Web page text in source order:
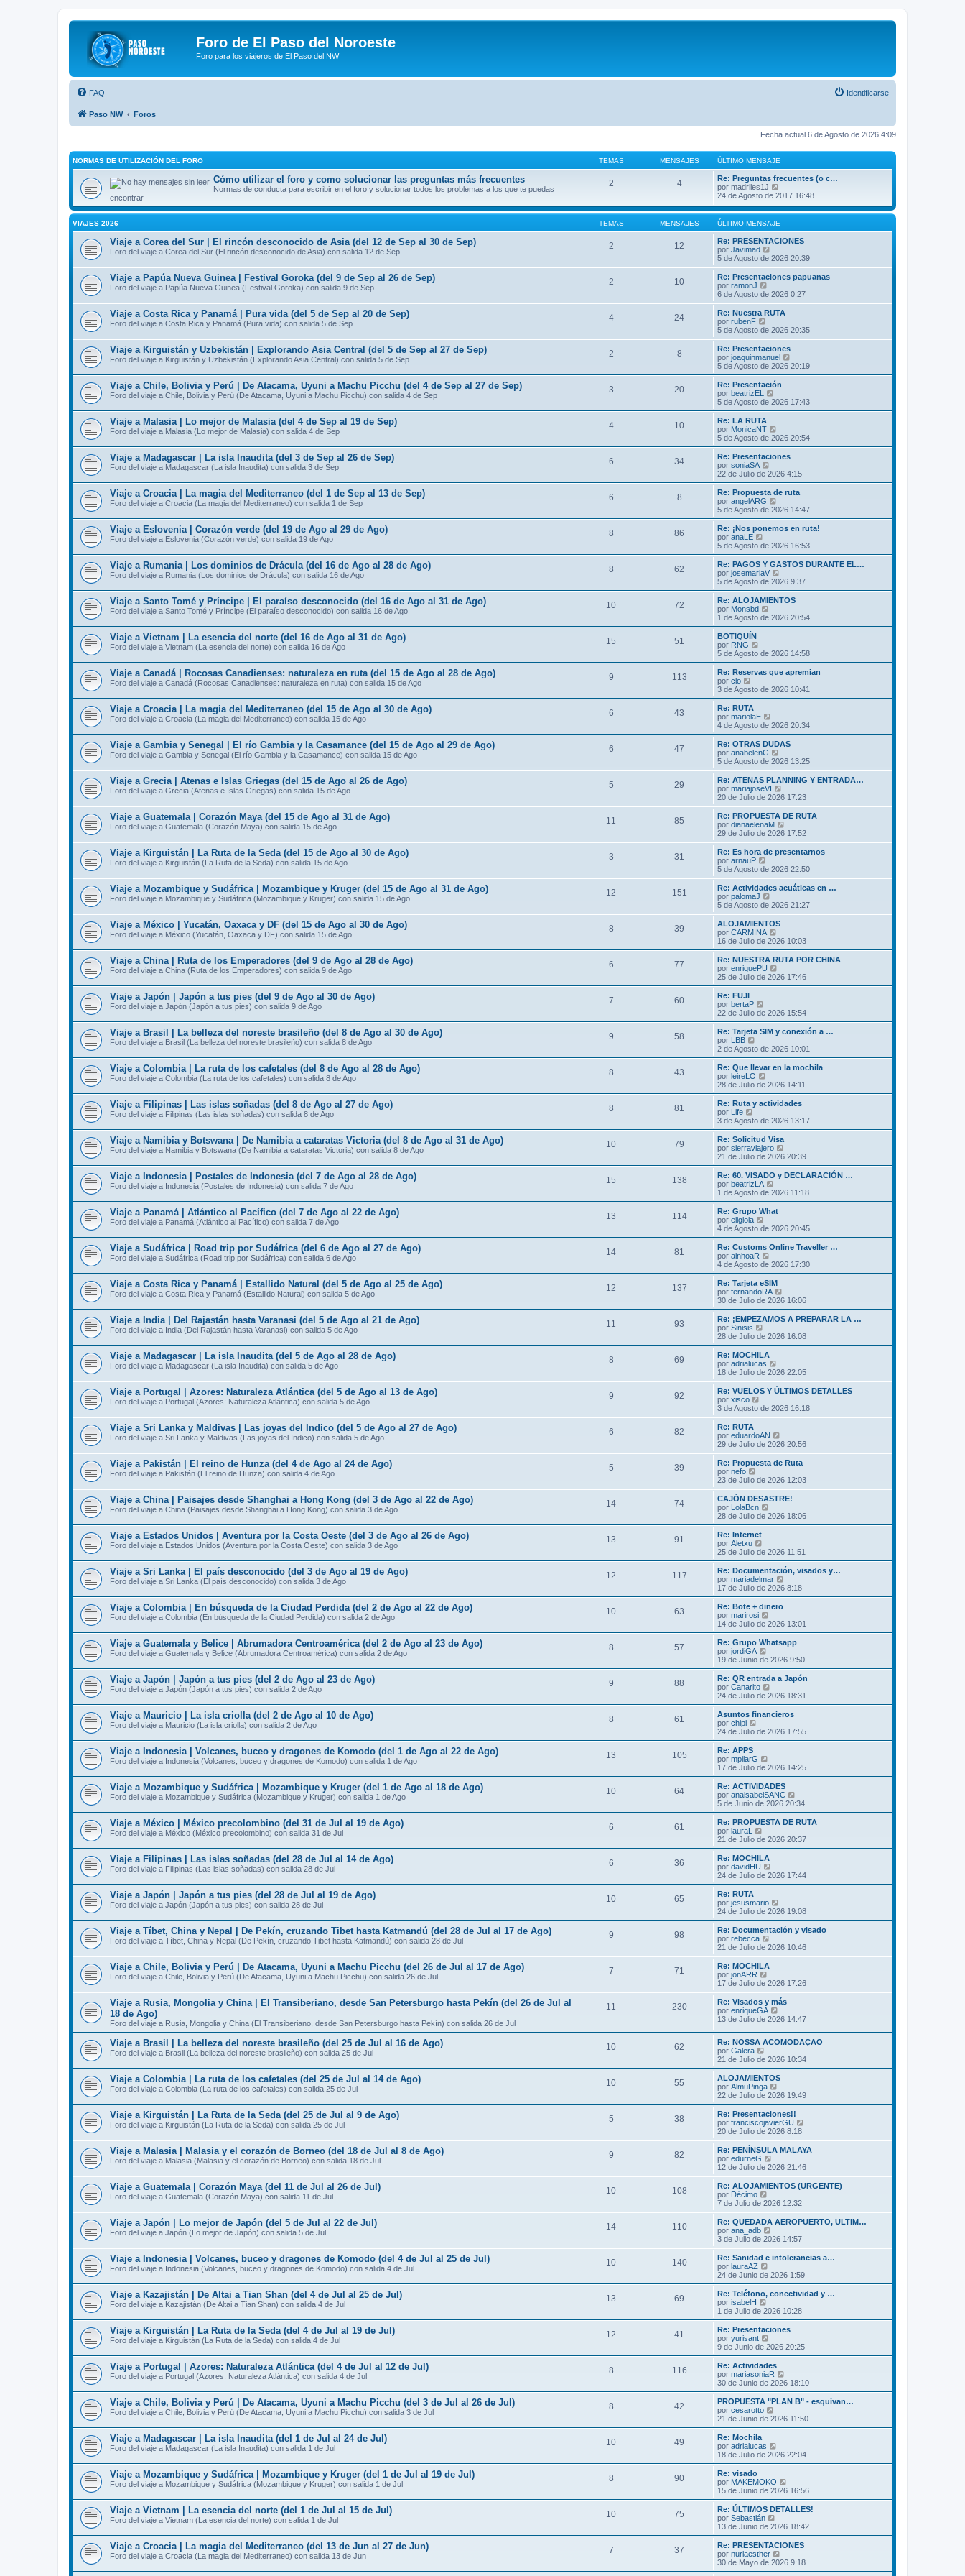
Foro de El Paso del Noroeste
Foro para los viajeros de El Paso del NW
FAQ Identificarse
Paso NW Foros
Fecha actual 6 de Agosto de 2026 4:09
NORMAS DE UTILIZACIÓN DEL FORO TEMAS MENSAJES ÚLTIMO MENSAJE
Cómo utilizar el foro y como solucionar las preguntas más frecuentes
Normas de conducta para escribir en el foro y solucionar todos los problemas a los que te puedas
encontrar
2 4
Re: Preguntas frecuentes (o c…
por madriles1J
e
ú
l
i
m
o
m
n
s
a
j
e
24 de Agosto de 2017 16:48
VIAJES 2026 TEMAS MENSAJES ÚLTIMO MENSAJE
Viaje a Corea del Sur | El rincón desconocido de Asia (del 12 de Sep al 30 de Sep)
Foro del viaje a Corea del Sur (El rincón desconocido de Asia) con salida 12 de Sep
2 12
Re: PRESENTACIONES
por Javimad
e
r
ú
t
m
o
m
e
s
a
j
e
5 de Agosto de 2026 20:39
Viaje a Papúa Nueva Guinea | Festival Goroka (del 9 de Sep al 26 de Sep)
Foro del viaje a Papúa Nueva Guinea (Festival Goroka) con salida 9 de Sep
2 10
Re: Presentaciones papuanas
por ramonJ
e
r
ú
t
m
o
m
e
s
a
j
e
6 de Agosto de 2026 0:27
Viaje a Costa Rica y Panamá | Pura vida (del 5 de Sep al 20 de Sep)
Foro del viaje a Costa Rica y Panamá (Pura vida) con salida 5 de Sep
4 24
Re: Nuestra RUTA
por rubenF
e
r
ú
l
t
m
o
m
e
s
a
j
e
5 de Agosto de 2026 20:35
Viaje a Kirguistán y Uzbekistán | Explorando Asia Central (del 5 de Sep al 27 de Sep)
Foro del viaje a Kirguistán y Uzbekistán (Explorando Asia Central) con salida 5 de Sep
2 8
Re: Presentaciones
por joaquinmanuel
e
r
t
m
e
j
e
5 de Agosto de 2026 20:19
Viaje a Chile, Bolivia y Perú | De Atacama, Uyuni a Machu Picchu (del 4 de Sep al 27 de Sep)
Foro del viaje a Chile, Bolivia y Perú (De Atacama, Uyuni a Machu Picchu) con salida 4 de Sep
3 20
Re: Presentación
por beatrizEL
e
r
l
t
o
m
e
s
a
j
e
5 de Agosto de 2026 17:43
Viaje a Malasia | Lo mejor de Malasia (del 4 de Sep al 19 de Sep)
Foro del viaje a Malasia (Lo mejor de Malasia) con salida 4 de Sep
4 10
Re: LA RUTA
por MonicaNT
e
r
ú
t
m
o
m
e
s
j
e
5 de Agosto de 2026 20:54
Viaje a Madagascar | La isla Inaudita (del 3 de Sep al 26 de Sep)
Foro del viaje a Madagascar (La isla Inaudita) con salida 3 de Sep
6 34
Re: Presentaciones
por soniaSA
e
r
ú
l
t
o
m
e
s
a
j
e
22 de Julio de 2026 4:15
Viaje a Croacia | La magia del Mediterraneo (del 1 de Sep al 13 de Sep)
Foro del viaje a Croacia (La magia del Mediterraneo) con salida 1 de Sep
6 8
Re: Propuesta de ruta
por angelARG
e
r
ú
t
m
o
m
e
s
j
e
5 de Agosto de 2026 14:47
Viaje a Eslovenia | Corazón verde (del 19 de Ago al 29 de Ago)
Foro del viaje a Eslovenia (Corazón verde) con salida 19 de Ago
8 86
Re: ¡Nos ponemos en ruta!
por anaLE
e
r
ú
l
t
m
o
m
e
j
e
5 de Agosto de 2026 16:53
Viaje a Rumania | Los dominios de Drácula (del 16 de Ago al 28 de Ago)
Foro del viaje a Rumania (Los dominios de Drácula) con salida 16 de Ago
8 62
Re: PAGOS Y GASTOS DURANTE EL…
por josemariaV
e
r
ú
t
m
e
s
j
e
5 de Agosto de 2026 9:37
Viaje a Santo Tomé y Príncipe | El paraíso desconocido (del 16 de Ago al 31 de Ago)
Foro del viaje a Santo Tomé y Príncipe (El paraíso desconocido) con salida 16 de Ago
10 72
Re: ALOJAMIENTOS
por Monsbd
e
r
t
o
m
e
a
e
1 de Agosto de 2026 20:54
Viaje a Vietnam | La esencia del norte (del 16 de Ago al 31 de Ago)
Foro del viaje a Vietnam (La esencia del norte) con salida 16 de Ago
15 51
BOTIQUÍN
por RNG
e
r
ú
t
o
m
e
s
a
j
e
5 de Agosto de 2026 14:58
Viaje a Canadá | Rocosas Canadienses: naturaleza en ruta (del 15 de Ago al 28 de Ago)
Foro del viaje a Canadá (Rocosas Canadienses: naturaleza en ruta) con salida 15 de Ago
9 113
Re: Reservas que apremian
por clo
e
r
ú
l
t
m
o
m
e
s
a
j
e
3 de Agosto de 2026 10:41
Viaje a Croacia | La magia del Mediterraneo (del 15 de Ago al 30 de Ago)
Foro del viaje a Croacia (La magia del Mediterraneo) con salida 15 de Ago
6 43
Re: RUTA
por mariolaE
e
r
ú
l
t
m
o
m
e
s
a
j
e
4 de Agosto de 2026 20:34
Viaje a Gambia y Senegal | El río Gambia y la Casamance (del 15 de Ago al 29 de Ago)
Foro del viaje a Gambia y Senegal (El río Gambia y la Casamance) con salida 15 de Ago
6 47
Re: OTRAS DUDAS
por anabelenG
e
r
ú
l
t
m
o
m
e
s
j
e
5 de Agosto de 2026 13:25
Viaje a Grecia | Atenas e Islas Griegas (del 15 de Ago al 26 de Ago)
Foro del viaje a Grecia (Atenas e Islas Griegas) con salida 15 de Ago
5 29
Re: ATENAS PLANNING Y ENTRADA…
por mariajoseVI
e
r
ú
l
t
o
m
e
s
j
e
20 de Julio de 2026 17:23
Viaje a Guatemala | Corazón Maya (del 15 de Ago al 31 de Ago)
Foro del viaje a Guatemala (Corazón Maya) con salida 15 de Ago
11 85
Re: PROPUESTA DE RUTA
por dianaelenaM
e
r
ú
t
o
m
e
e
29 de Julio de 2026 17:52
Viaje a Kirguistán | La Ruta de la Seda (del 15 de Ago al 30 de Ago)
Foro del viaje a Kirguistán (La Ruta de la Seda) con salida 15 de Ago
3 31
Re: Es hora de presentarnos
por arnauP
e
r
ú
l
t
m
o
m
e
s
a
j
e
5 de Agosto de 2026 22:50
Viaje a Mozambique y Sudáfrica | Mozambique y Kruger (del 15 de Ago al 31 de Ago)
Foro del viaje a Mozambique y Sudáfrica (Mozambique y Kruger) con salida 15 de Ago
12 151
Re: Actividades acuáticas en …
por palomaJ
e
r
ú
l
t
m
o
m
e
j
e
5 de Agosto de 2026 21:27
Viaje a México | Yucatán, Oaxaca y DF (del 15 de Ago al 30 de Ago)
Foro del viaje a México (Yucatán, Oaxaca y DF) con salida 15 de Ago
8 39
ALOJAMIENTOS
por CARMINA
e
r
ú
t
m
e
s
j
e
16 de Julio de 2026 10:03
Viaje a China | Ruta de los Emperadores (del 9 de Ago al 28 de Ago)
Foro del viaje a China (Ruta de los Emperadores) con salida 9 de Ago
6 77
Re: NUESTRA RUTA POR CHINA
por enriquePU
e
r
t
o
m
e
s
j
e
25 de Julio de 2026 17:46
Viaje a Japón | Japón a tus pies (del 9 de Ago al 30 de Ago)
Foro del viaje a Japón (Japón a tus pies) con salida 9 de Ago
7 60
Re: FUJI
por bertaP
e
r
ú
t
o
m
e
s
j
e
22 de Julio de 2026 15:54
Viaje a Brasil | La belleza del noreste brasileño (del 8 de Ago al 30 de Ago)
Foro del viaje a Brasil (La belleza del noreste brasileño) con salida 8 de Ago
9 58
Re: Tarjeta SIM y conexión a …
por LBB
e
r
ú
t
o
e
s
a
j
e
2 de Agosto de 2026 10:01
Viaje a Colombia | La ruta de los cafetales (del 8 de Ago al 28 de Ago)
Foro del viaje a Colombia (La ruta de los cafetales) con salida 8 de Ago
8 43
Re: Que llevar en la mochila
por leireLO
e
r
ú
t
m
o
m
e
s
a
j
e
28 de Julio de 2026 14:11
Viaje a Filipinas | Las islas soñadas (del 8 de Ago al 27 de Ago)
Foro del viaje a Filipinas (Las islas soñadas) con salida 8 de Ago
8 81
Re: Ruta y actividades
por Life
e
r
ú
l
t
m
o
m
e
s
a
j
e
3 de Agosto de 2026 13:17
Viaje a Namibia y Botswana | De Namibia a cataratas Victoria (del 8 de Ago al 31 de Ago)
Foro del viaje a Namibia y Botswana (De Namibia a cataratas Victoria) con salida 8 de Ago
10 79
Re: Solicitud Visa
por sierraviajero
e
r
ú
t
m
e
s
j
e
21 de Julio de 2026 20:39
Viaje a Indonesia | Postales de Indonesia (del 7 de Ago al 28 de Ago)
Foro del viaje a Indonesia (Postales de Indonesia) con salida 7 de Ago
15 138
Re: 60. VISADO y DECLARACIÓN …
por beatrizLA
e
r
ú
t
m
o
m
e
s
a
j
e
1 de Agosto de 2026 11:18
Viaje a Panamá | Atlántico al Pacífico (del 7 de Ago al 22 de Ago)
Foro del viaje a Panamá (Atlántico al Pacífico) con salida 7 de Ago
13 114
Re: Grupo What
por eligioia
e
r
ú
l
t
m
o
m
e
s
j
e
4 de Agosto de 2026 20:45
Viaje a Sudáfrica | Road trip por Sudáfrica (del 6 de Ago al 27 de Ago)
Foro del viaje a Sudáfrica (Road trip por Sudáfrica) con salida 6 de Ago
14 81
Re: Customs Online Traveller …
por ainhoaR
e
r
ú
l
t
m
o
m
e
a
j
e
4 de Agosto de 2026 17:30
Viaje a Costa Rica y Panamá | Estallido Natural (del 5 de Ago al 25 de Ago)
Foro del viaje a Costa Rica y Panamá (Estallido Natural) con salida 5 de Ago
12 137
Re: Tarjeta eSIM
por fernandoRA
e
r
ú
t
m
e
s
j
e
30 de Julio de 2026 16:06
Viaje a India | Del Rajastán hasta Varanasi (del 5 de Ago al 21 de Ago)
Foro del viaje a India (Del Rajastán hasta Varanasi) con salida 5 de Ago
11 93
Re: ¡EMPEZAMOS A PREPARAR LA …
por Sinisis
e
r
ú
l
t
m
o
m
e
a
j
e
28 de Julio de 2026 16:08
Viaje a Madagascar | La isla Inaudita (del 5 de Ago al 28 de Ago)
Foro del viaje a Madagascar (La isla Inaudita) con salida 5 de Ago
8 69
Re: MOCHILA
por adrialucas
e
r
ú
t
o
m
e
s
j
e
18 de Julio de 2026 22:05
Viaje a Portugal | Azores: Naturaleza Atlántica (del 5 de Ago al 13 de Ago)
Foro del viaje a Portugal (Azores: Naturaleza Atlántica) con salida 5 de Ago
9 92
Re: VUELOS Y ÚLTIMOS DETALLES
por xisco
e
r
l
t
m
o
m
e
s
a
j
e
3 de Agosto de 2026 16:18
Viaje a Sri Lanka y Maldivas | Las joyas del Indico (del 5 de Ago al 27 de Ago)
Foro del viaje a Sri Lanka y Maldivas (Las joyas del Indico) con salida 5 de Ago
6 82
Re: RUTA
por eduardoAN
e
r
ú
t
m
o
m
e
j
e
29 de Julio de 2026 20:56
Viaje a Pakistán | El reino de Hunza (del 4 de Ago al 24 de Ago)
Foro del viaje a Pakistán (El reino de Hunza) con salida 4 de Ago
5 39
Re: Propuesta de Ruta
por nefo
e
r
ú
l
t
m
o
m
e
s
a
j
e
23 de Julio de 2026 12:03
Viaje a China | Paisajes desde Shanghai a Hong Kong (del 3 de Ago al 22 de Ago)
Foro del viaje a China (Paisajes desde Shanghai a Hong Kong) con salida 3 de Ago
14 74
CAJÓN DESASTRE!
por LolaBcn
e
r
t
m
o
m
e
s
j
e
28 de Julio de 2026 18:06
Viaje a Estados Unidos | Aventura por la Costa Oeste (del 3 de Ago al 26 de Ago)
Foro del viaje a Estados Unidos (Aventura por la Costa Oeste) con salida 3 de Ago
13 91
Re: Internet
por Aletxu
e
r
ú
l
t
m
o
m
e
s
a
j
e
25 de Julio de 2026 11:51
Viaje a Sri Lanka | El país desconocido (del 3 de Ago al 19 de Ago)
Foro del viaje a Sri Lanka (El país desconocido) con salida 3 de Ago
12 117
Re: Documentación, visados y…
por mariadelmar
e
r
t
o
m
e
s
j
e
17 de Julio de 2026 8:18
Viaje a Colombia | En búsqueda de la Ciudad Perdida (del 2 de Ago al 22 de Ago)
Foro del viaje a Colombia (En búsqueda de la Ciudad Perdida) con salida 2 de Ago
10 63
Re: Bote + dinero
por marirosi
e
r
ú
t
m
o
m
e
s
j
e
14 de Julio de 2026 13:01
Viaje a Guatemala y Belice | Abrumadora Centroamérica (del 2 de Ago al 23 de Ago)
Foro del viaje a Guatemala y Belice (Abrumadora Centroamérica) con salida 2 de Ago
8 57
Re: Grupo Whatsapp
por jordiGA
e
r
ú
l
t
o
m
e
a
j
e
19 de Junio de 2026 9:50
Viaje a Japón | Japón a tus pies (del 2 de Ago al 23 de Ago)
Foro del viaje a Japón (Japón a tus pies) con salida 2 de Ago
9 88
Re: QR entrada a Japón
por Canarito
e
r
ú
t
m
e
s
a
j
e
24 de Julio de 2026 18:31
Viaje a Mauricio | La isla criolla (del 2 de Ago al 10 de Ago)
Foro del viaje a Mauricio (La isla criolla) con salida 2 de Ago
8 61
Asuntos financieros
por chipi
e
r
l
t
m
o
m
e
s
a
j
e
24 de Julio de 2026 17:55
Viaje a Indonesia | Volcanes, buceo y dragones de Komodo (del 1 de Ago al 22 de Ago)
Foro del viaje a Indonesia (Volcanes, buceo y dragones de Komodo) con salida 1 de Ago
13 105
Re: APPS
por mpilarG
e
r
ú
l
t
m
o
m
e
s
a
j
e
17 de Julio de 2026 14:25
Viaje a Mozambique y Sudáfrica | Mozambique y Kruger (del 1 de Ago al 18 de Ago)
Foro del viaje a Mozambique y Sudáfrica (Mozambique y Kruger) con salida 1 de Ago
10 64
Re: ACTIVIDADES
por anaisabelSANC
e
r
ú
t
m
e
j
e
5 de Junio de 2026 20:34
Viaje a México | México precolombino (del 31 de Jul al 19 de Ago)
Foro del viaje a México (México precolombino) con salida 31 de Jul
6 61
Re: PROPUESTA DE RUTA
por lauraL
e
r
ú
l
t
o
m
e
s
a
j
e
21 de Julio de 2026 20:37
Viaje a Filipinas | Las islas soñadas (del 28 de Jul al 14 de Ago)
Foro del viaje a Filipinas (Las islas soñadas) con salida 28 de Jul
6 36
Re: MOCHILA
por davidHU
e
r
l
t
o
m
e
j
e
24 de Julio de 2026 17:44
Viaje a Japón | Japón a tus pies (del 28 de Jul al 19 de Ago)
Foro del viaje a Japón (Japón a tus pies) con salida 28 de Jul
10 65
Re: RUTA
por jesusmario
e
r
ú
t
m
e
n
s
j
e
24 de Julio de 2026 19:08
Viaje a Tíbet, China y Nepal | De Pekín, cruzando Tibet hasta Katmandú (del 28 de Jul al 17 de Ago)
Foro del viaje a Tíbet, China y Nepal (De Pekín, cruzando Tibet hasta Katmandú) con salida 28 de Jul
9 98
Re: Documentación y visado
por rebecca
e
r
t
o
m
e
n
s
j
e
21 de Julio de 2026 10:46
Viaje a Chile, Bolivia y Perú | De Atacama, Uyuni a Machu Picchu (del 26 de Jul al 17 de Ago)
Foro del viaje a Chile, Bolivia y Perú (De Atacama, Uyuni a Machu Picchu) con salida 26 de Jul
7 71
Re: MOCHILA
por jonARR
e
r
ú
t
m
o
e
n
s
a
j
e
17 de Julio de 2026 17:26
Viaje a Rusia, Mongolia y China | El Transiberiano, desde San Petersburgo hasta Pekín (del 26 de Jul al
18 de Ago)
Foro del viaje a Rusia, Mongolia y China (El Transiberiano, desde San Petersburgo hasta Pekín) con salida 26 de Jul
11 230
Re: Visados y más
por enriqueGA
e
ú
l
i
m
o
e
n
s
a
j
e
13 de Julio de 2026 14:47
Viaje a Brasil | La belleza del noreste brasileño (del 25 de Jul al 16 de Ago)
Foro del viaje a Brasil (La belleza del noreste brasileño) con salida 25 de Jul
10 62
Re: NOSSA ACOMODAÇAO
por Galera
e
r
ú
l
t
m
o
m
e
s
a
j
e
21 de Julio de 2026 10:34
Viaje a Colombia | La ruta de los cafetales (del 25 de Jul al 14 de Ago)
Foro del viaje a Colombia (La ruta de los cafetales) con salida 25 de Jul
10 55
ALOJAMIENTOS
por AlmuPinga
e
r
ú
l
t
m
o
m
e
s
j
e
22 de Julio de 2026 19:49
Viaje a Kirguistán | La Ruta de la Seda (del 25 de Jul al 9 de Ago)
Foro del viaje a Kirguistán (La Ruta de la Seda) con salida 25 de Jul
5 38
Re: Presentaciones!!
por franciscojavierGU
r
ú
t
m
o
s
e
20 de Julio de 2026 8:18
Viaje a Malasia | Malasia y el corazón de Borneo (del 18 de Jul al 8 de Ago)
Foro del viaje a Malasia (Malasia y el corazón de Borneo) con salida 18 de Jul
9 82
Re: PENÍNSULA MALAYA
por edurneG
e
r
ú
t
m
o
m
e
s
j
e
12 de Julio de 2026 21:46
Viaje a Guatemala | Corazón Maya (del 11 de Jul al 26 de Jul)
Foro del viaje a Guatemala (Corazón Maya) con salida 11 de Jul
10 108
Re: ALOJAMIENTOS (URGENTE)
por Décimo
e
r
ú
l
t
m
o
m
e
s
j
e
7 de Julio de 2026 12:32
Viaje a Japón | Lo mejor de Japón (del 5 de Jul al 22 de Jul)
Foro del viaje a Japón (Lo mejor de Japón) con salida 5 de Jul
14 110
Re: QUEDADA AEROPUERTO, ULTIM…
por ana_adb
e
r
ú
t
o
m
e
s
j
e
3 de Julio de 2026 14:57
Viaje a Indonesia | Volcanes, buceo y dragones de Komodo (del 4 de Jul al 25 de Jul)
Foro del viaje a Indonesia (Volcanes, buceo y dragones de Komodo) con salida 4 de Jul
10 140
Re: Sanidad e intolerancias a…
por lauraAZ
e
r
ú
t
m
o
m
e
s
a
e
24 de Junio de 2026 1:59
Viaje a Kazajistán | De Altai a Tian Shan (del 4 de Jul al 25 de Jul)
Foro del viaje a Kazajistán (De Altai a Tian Shan) con salida 4 de Jul
13 69
Re: Teléfono, conectividad y …
por isabelH
e
r
ú
l
t
m
o
m
e
s
a
j
e
1 de Julio de 2026 10:28
Viaje a Kirguistán | La Ruta de la Seda (del 4 de Jul al 19 de Jul)
Foro del viaje a Kirguistán (La Ruta de la Seda) con salida 4 de Jul
12 41
Re: Presentaciones
por yurisant
e
r
ú
l
t
m
o
m
e
a
j
e
9 de Junio de 2026 20:25
Viaje a Portugal | Azores: Naturaleza Atlántica (del 4 de Jul al 12 de Jul)
Foro del viaje a Portugal (Azores: Naturaleza Atlántica) con salida 4 de Jul
8 116
Re: Actividades
por mariasoniaR
e
r
ú
t
m
e
a
j
e
30 de Junio de 2026 18:10
Viaje a Chile, Bolivia y Perú | De Atacama, Uyuni a Machu Picchu (del 3 de Jul al 26 de Jul)
Foro del viaje a Chile, Bolivia y Perú (De Atacama, Uyuni a Machu Picchu) con salida 3 de Jul
8 42
PROPUESTA "PLAN B" - esquivan…
por cesarotto
e
r
l
t
o
m
e
s
a
j
e
21 de Junio de 2026 11:50
Viaje a Madagascar | La isla Inaudita (del 1 de Jul al 24 de Jul)
Foro del viaje a Madagascar (La isla Inaudita) con salida 1 de Jul
10 49
Re: Mochila
por adrialucas
e
r
t
m
o
m
e
s
a
j
18 de Julio de 2026 22:04
Viaje a Mozambique y Sudáfrica | Mozambique y Kruger (del 1 de Jul al 19 de Jul)
Foro del viaje a Mozambique y Sudáfrica (Mozambique y Kruger) con salida 1 de Jul
8 90
Re: visado
por MAKEMOKO
e
r
ú
t
m
o
m
e
15 de Junio de 2026 16:56
Viaje a Vietnam | La esencia del norte (del 1 de Jul al 15 de Jul)
Foro del viaje a Vietnam (La esencia del norte) con salida 1 de Jul
10 75
Re: ÚLTIMOS DETALLES!
por Sebastián
e
r
ú
l
t
13 de Junio de 2026 18:42
Viaje a Croacia | La magia del Mediterraneo (del 13 de Jun al 27 de Jun)
Foro del viaje a Croacia (La magia del Mediterraneo) con salida 13 de Jun
7 37
Re: PRESENTACIONES
por nuriaesther
e
r
30 de Mayo de 2026 9:18